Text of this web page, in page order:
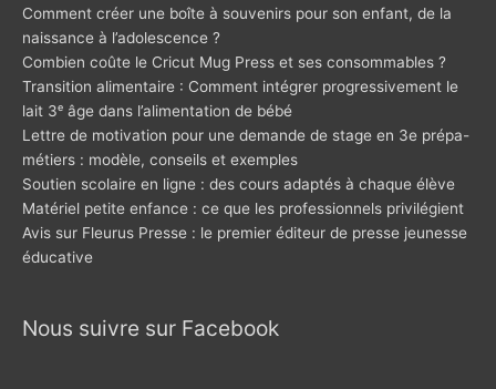
Comment créer une boîte à souvenirs pour son enfant, de la
naissance à l’adolescence ?
Combien coûte le Cricut Mug Press et ses consommables ?
Transition alimentaire : Comment intégrer progressivement le
lait 3ᵉ âge dans l’alimentation de bébé
Lettre de motivation pour une demande de stage en 3e prépa-
métiers : modèle, conseils et exemples
Soutien scolaire en ligne : des cours adaptés à chaque élève
Matériel petite enfance : ce que les professionnels privilégient
Avis sur Fleurus Presse : le premier éditeur de presse jeunesse
éducative
Nous suivre sur Facebook